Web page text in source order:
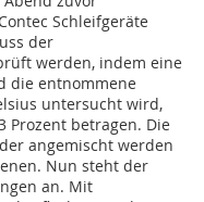
Schleifgeräte
der
werden, indem eine
die entnommene
untersucht wird,
Prozent betragen. Die
angemischt werden
Nun steht der
an. Mit